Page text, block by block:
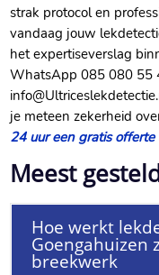
strak protocol en
vandaag jouw
het expertiseverslag
WhatsApp 085 080 55
je meteen zekerheid
24 uur een gratis offerte
Meest
Hoe werkt
Goengahuizen
breekwerk